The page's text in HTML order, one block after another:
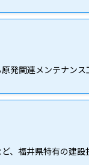
発関連メンテナン
、福井県特有の建